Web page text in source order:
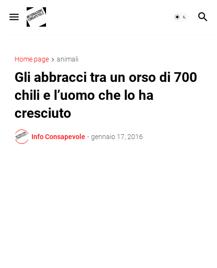
Home page animali
Gli abbracci tra un orso di 700
chili e l’uomo che lo ha
cresciuto
Info Consapevole - gennaio 17, 2016